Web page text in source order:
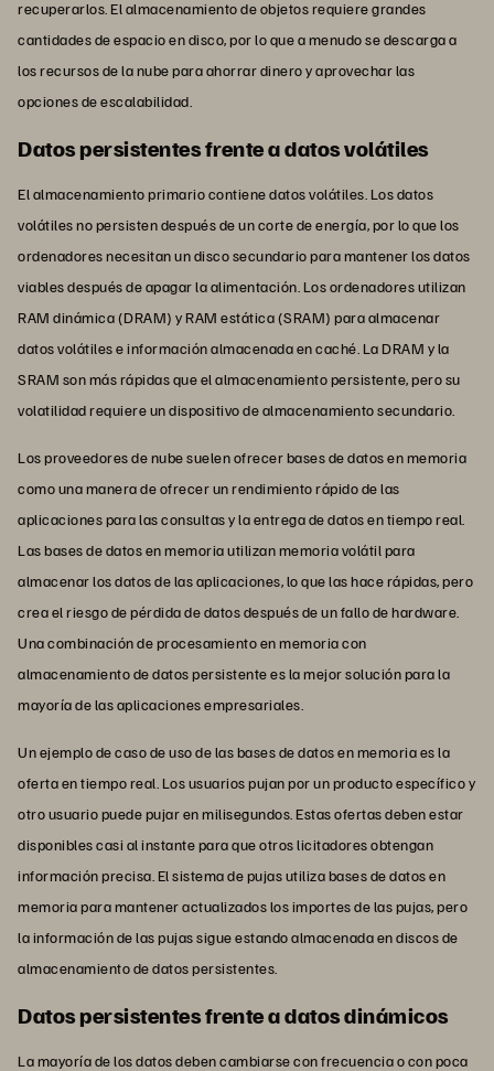
recuperarlos. El almacenamiento de objetos requiere grandes
cantidades de espacio en disco, por lo que a menudo se descarga a
los recursos de la nube para ahorrar dinero y aprovechar las
opciones de escalabilidad.
Datos persistentes frente a datos volátiles
El almacenamiento primario contiene datos volátiles. Los datos
volátiles no persisten después de un corte de energía, por lo que los
ordenadores necesitan un disco secundario para mantener los datos
viables después de apagar la alimentación. Los ordenadores utilizan
RAM dinámica (DRAM) y RAM estática (SRAM) para almacenar
datos volátiles e información almacenada en caché. La DRAM y la
SRAM son más rápidas que el almacenamiento persistente, pero su
volatilidad requiere un dispositivo de almacenamiento secundario.
Los proveedores de nube suelen ofrecer bases de datos en memoria
como una manera de ofrecer un rendimiento rápido de las
aplicaciones para las consultas y la entrega de datos en tiempo real.
Las bases de datos en memoria utilizan memoria volátil para
almacenar los datos de las aplicaciones, lo que las hace rápidas, pero
crea el riesgo de pérdida de datos después de un fallo de hardware.
Una combinación de procesamiento en memoria con
almacenamiento de datos persistente es la mejor solución para la
mayoría de las aplicaciones empresariales.
Un ejemplo de caso de uso de las bases de datos en memoria es la
oferta en tiempo real. Los usuarios pujan por un producto específico y
otro usuario puede pujar en milisegundos. Estas ofertas deben estar
disponibles casi al instante para que otros licitadores obtengan
información precisa. El sistema de pujas utiliza bases de datos en
memoria para mantener actualizados los importes de las pujas, pero
la información de las pujas sigue estando almacenada en discos de
almacenamiento de datos persistentes.
Datos persistentes frente a datos dinámicos
La mayoría de los datos deben cambiarse con frecuencia o con poca